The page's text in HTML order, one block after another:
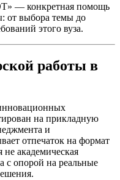
— конкретная помощь
от выбора темы до
этого вуза.
работы в
на прикладную
и
отпечаток на формат
не академическая
с опорой на реальные